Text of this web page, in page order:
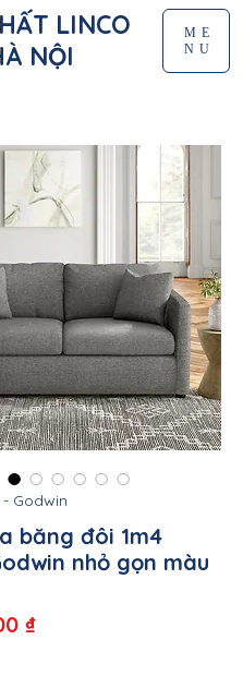
LINCO
NỘI
ME
NU
- Godwin
băng đôi 1m4
nhỏ gọn màu
₫Giá